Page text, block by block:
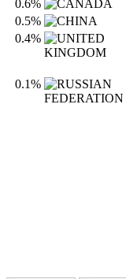
0.6%
0.5%
0.4%
0.1%